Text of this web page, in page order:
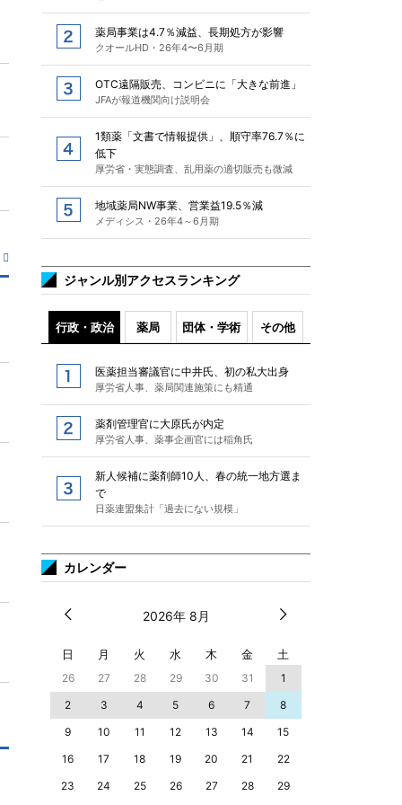
薬局事業は4.7％減益、長期処方が影響
クオールHD・26年4〜6月期
OTC遠隔販売、コンビニに「大きな前進」
JFAが報道機関向け説明会
1類薬「文書で情報提供」、順守率76.7％に
低下
厚労省・実態調査、乱用薬の適切販売も微減
地域薬局NW事業、営業益19.5％減
メディシス・26年4～6月期
ジャンル別アクセスランキング
行政・政治 薬局 団体・学術 その他
医薬担当審議官に中井氏、初の私大出身
厚労省人事、薬局関連施策にも精通
薬剤管理官に大原氏が内定
厚労省人事、薬事企画官には稲角氏
新人候補に薬剤師10人、春の統一地方選ま
で
日薬連盟集計「過去にない規模」
カレンダー
2026年 8月
日 月 火 水 木 金 土
26 27 28 29 30 31
1
2
3 4 5 6 7
8
9
10 11 12 13 14
15
16
17 18 19 20 21
22
23
24 25 26 27 28 29